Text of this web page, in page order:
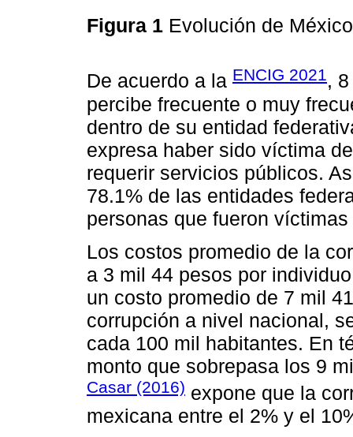
Figura 1 Evolución de
De acuerdo a la ENCIG 2021,
percibe frecuente o muy
dentro de su entidad
expresa haber sido víctima
requerir servicios públicos.
78.1% de las entidades
personas que fueron
Los costos promedio de la
a 3 mil 44 pesos por
un costo promedio de 7 mil
corrupción a nivel nacional,
cada 100 mil habitantes. En
monto que sobrepasa los 9
Casar (2016) expone que la
mexicana entre el 2% y el